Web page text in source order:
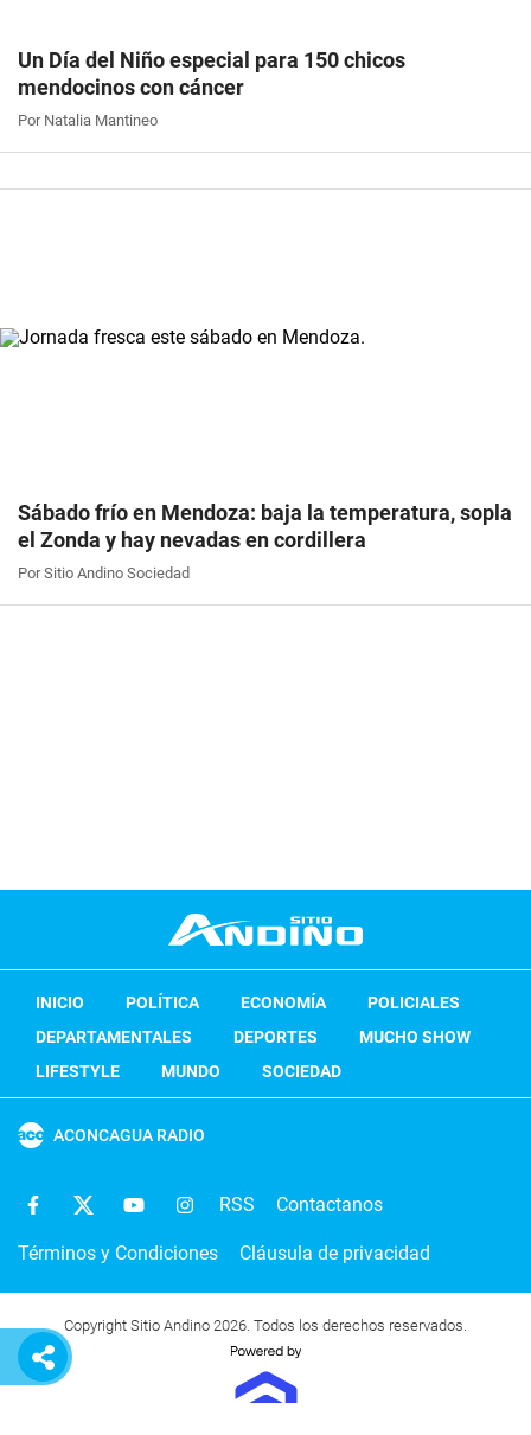
Un Día del Niño especial para 150 chicos
mendocinos con cáncer
Por Natalia Mantineo
Sábado frío en Mendoza: baja la temperatura, sopla
el Zonda y hay nevadas en cordillera
Por Sitio Andino Sociedad
INICIO POLÍTICA ECONOMÍA
POLICIALES
DEPARTAMENTALES
DEPORTES
MUCHO SHOW
LIFESTYLE
MUNDO SOCIEDAD
ACONCAGUA RADIO
RSS Contactanos
Términos y Condiciones Cláusula de privacidad
Copyright Sitio Andino 2026. Todos los derechos reservados.